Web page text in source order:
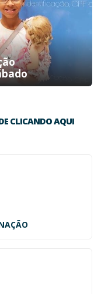
CLICANDO AQUI